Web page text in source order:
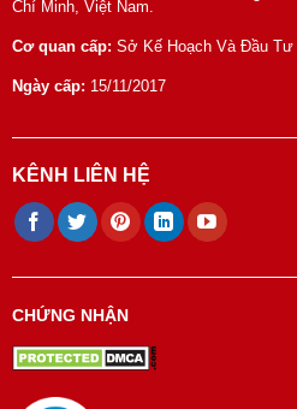
Chí Minh, Việt Nam.
Cơ quan cấp: Sở Kế Hoạch Và Đầu Tư
Ngày cấp: 15/11/2017
KÊNH LIÊN HỆ
CHỨNG NHẬN